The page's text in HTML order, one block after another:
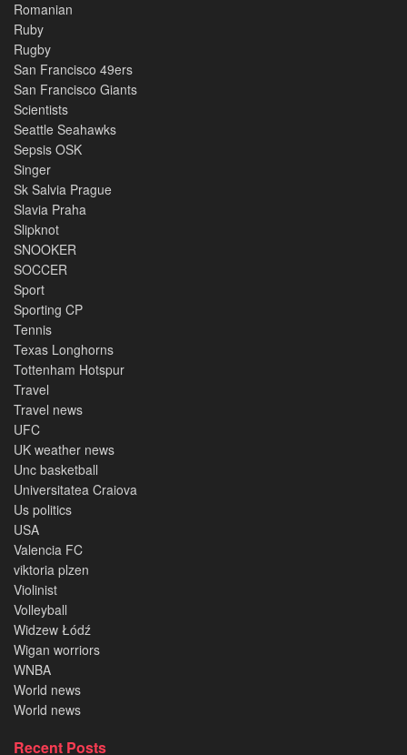
Romanian
Ruby
Rugby
San Francisco 49ers
San Francisco Giants
Scientists
Seattle Seahawks
Sepsis OSK
Singer
Sk Salvia Prague
Slavia Praha
Slipknot
SNOOKER
SOCCER
Sport
Sporting CP
Tennis
Texas Longhorns
Tottenham Hotspur
Travel
Travel news
UFC
UK weather news
Unc basketball
Universitatea Craiova
Us politics
USA
Valencia FC
viktoria plzen
Violinist
Volleyball
Widzew Łódź
Wigan worriors
WNBA
World news
World news
Recent Posts